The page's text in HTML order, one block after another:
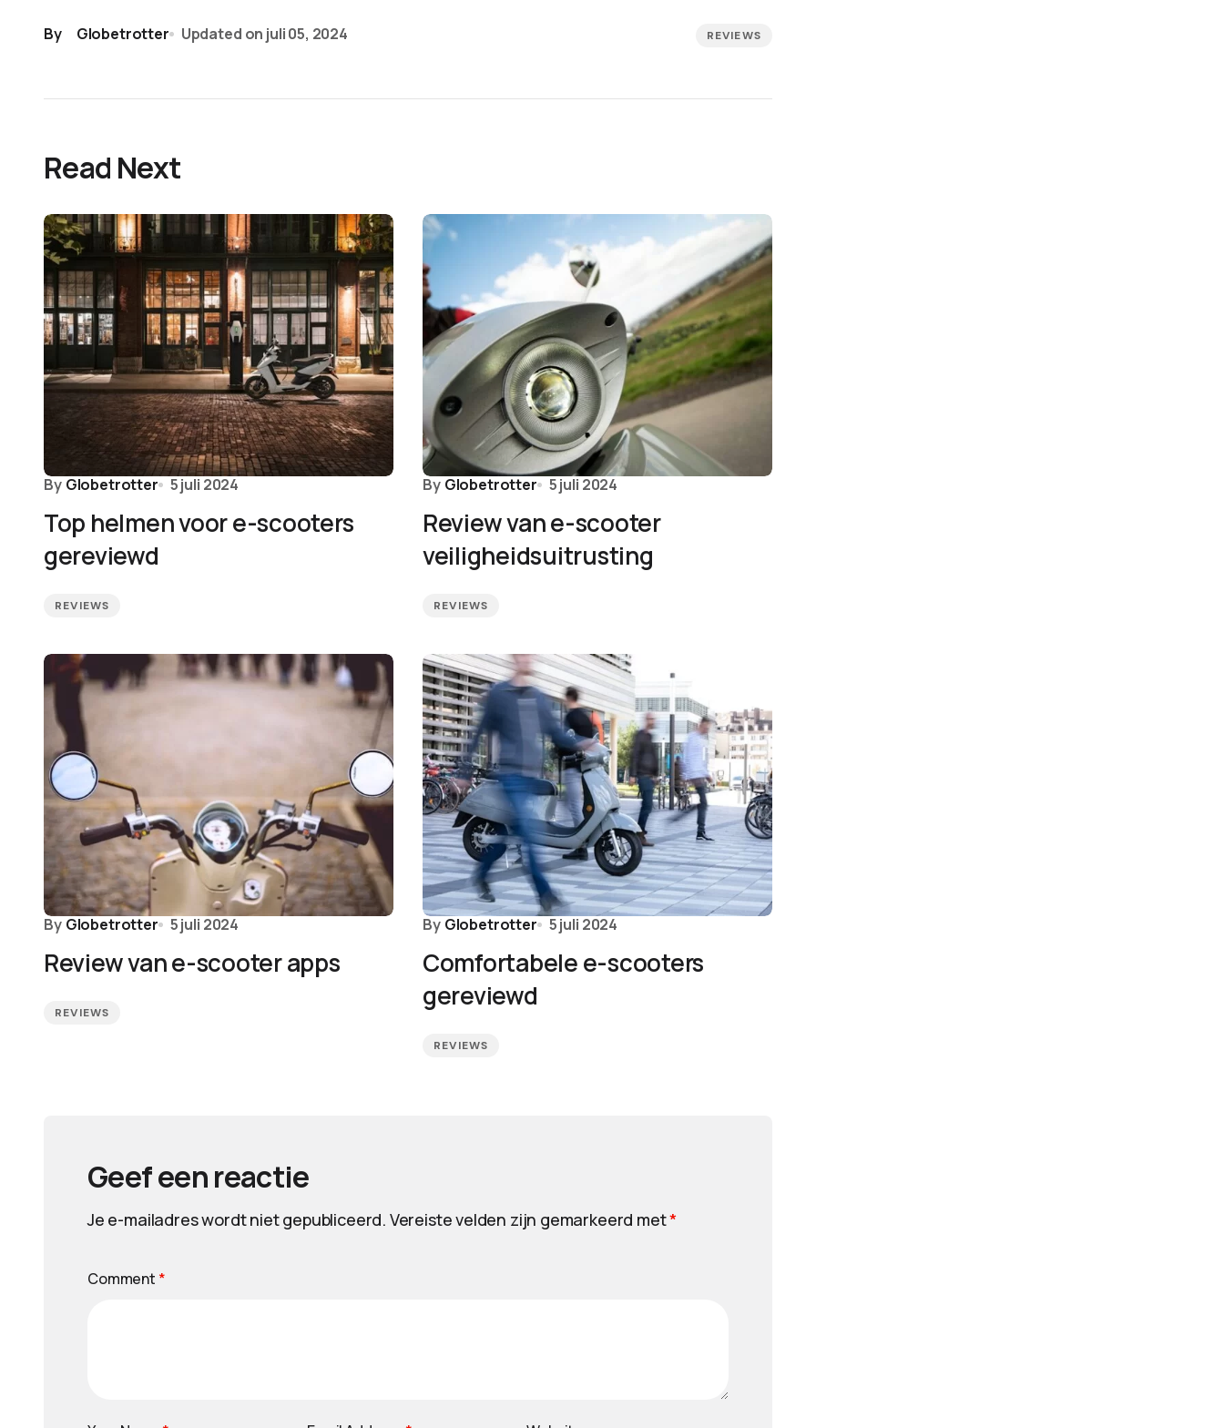
By Globetrotter Updated on juli 05, 2024 REVIEWS
Read Next
By Globetrotter 5 juli 2024
Top helmen voor e-scooters
gereviewd
REVIEWS
By Globetrotter 5 juli 2024
Review van e-scooter
veiligheidsuitrusting
REVIEWS
By Globetrotter 5 juli 2024
Review van e-scooter apps
REVIEWS
By Globetrotter 5 juli 2024
Comfortabele e-scooters
gereviewd
REVIEWS
Geef een reactie
Je e-mailadres wordt niet gepubliceerd. Vereiste velden zijn gemarkeerd met*
Comment *